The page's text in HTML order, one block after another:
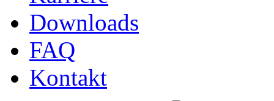
Downloads
FAQ
Kontakt